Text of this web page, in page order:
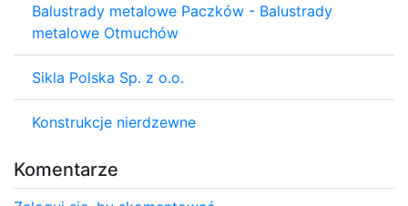
Balustrady metalowe Paczków - Balustrady
metalowe Otmuchów
Sikla Polska Sp. z o.o.
Konstrukcje nierdzewne
Komentarze